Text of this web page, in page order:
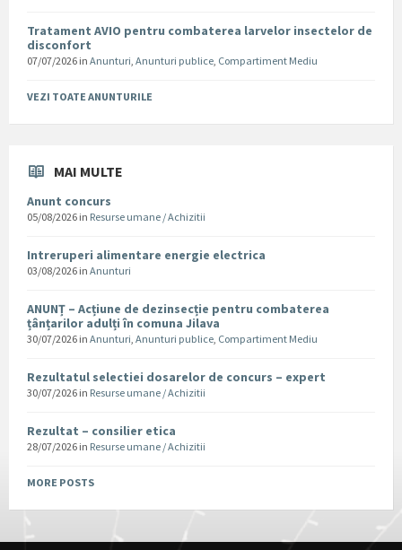
Tratament AVIO pentru combaterea larvelor insectelor de
disconfort
07/07/2026 in Anunturi, Anunturi publice, Compartiment Mediu
VEZI TOATE ANUNTURILE
MAI MULTE
Anunt concurs
05/08/2026 in Resurse umane / Achizitii
Intreruperi alimentare energie electrica
03/08/2026 in Anunturi
ANUNȚ – Acțiune de dezinsecție pentru combaterea
țânțarilor adulți în comuna Jilava
30/07/2026 in Anunturi, Anunturi publice, Compartiment Mediu
Rezultatul selectiei dosarelor de concurs – expert
30/07/2026 in Resurse umane / Achizitii
Rezultat – consilier etica
28/07/2026 in Resurse umane / Achizitii
MORE POSTS